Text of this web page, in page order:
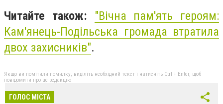
Читайте також: "Вічна пам'ять героям:
Кам'янець-Подільська громада втратила
двох захисників".
Якщо ви помітили помилку, виділіть необхідний текст і натисніть Ctrl + Enter, щоб
повідомити про це редакцію
ГОЛОС МІСТА